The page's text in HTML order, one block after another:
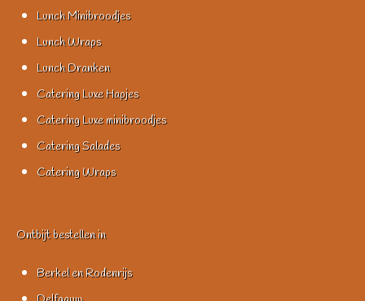
Lunch Minibroodjes
Lunch Wraps
Lunch Dranken
Catering Luxe Hapjes
Catering Luxe minibroodjes
Catering Salades
Catering Wraps
Ontbijt bestellen in
Berkel en Rodenrijs